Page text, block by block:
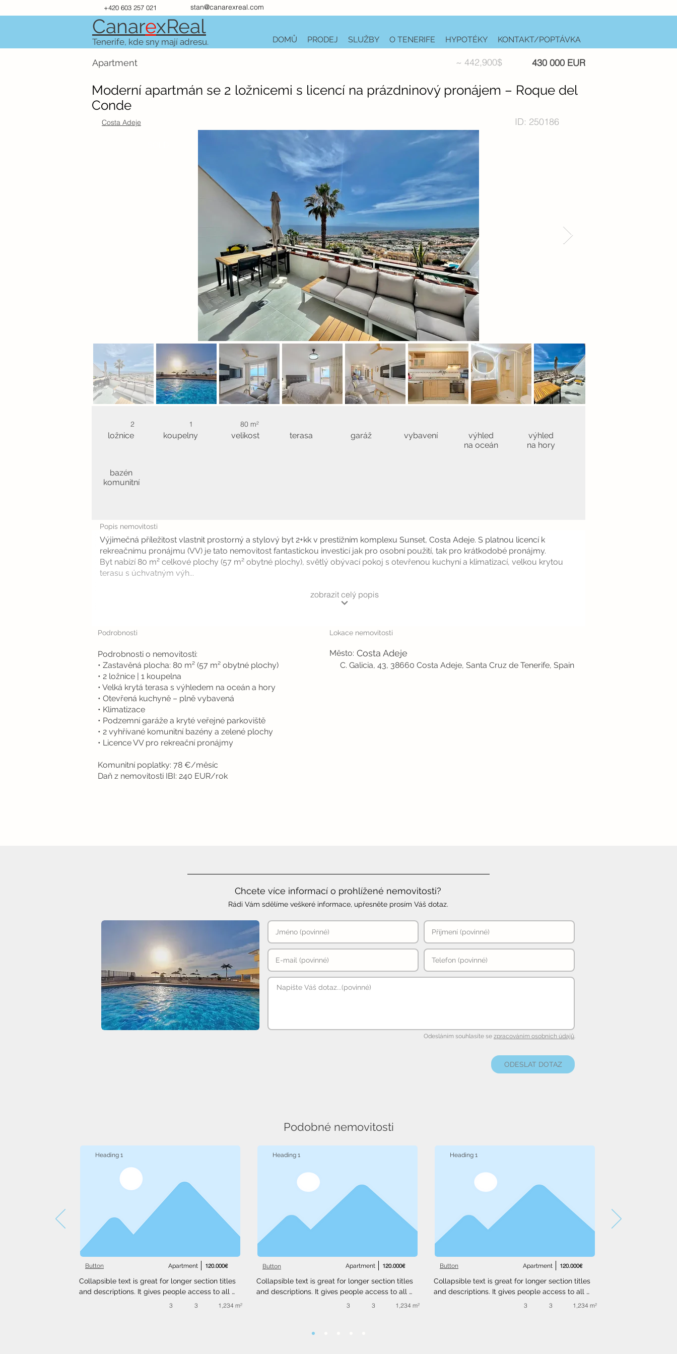
+420 603 257 021 stan@canarexreal.com
CanarexReal
Tenerife, kde sny mají adresu. DOMŮ PRODEJ SLUŽBY O TENERIFE HYPOTÉKY KONTAKT/POPTÁVKA
Apartment ~ 442,900$ 430 000 EUR
Moderní apartmán se 2 ložnicemi s licencí na prázdninový pronájem – Roque del
Conde
Costa Adeje ID: 250186
2
ložnice
1
koupelny
80 m²
velikost
bazén
komunitní
terasa garáž vybavení
výhled
na oceán
výhled
na hory
Popis nemovitosti
Výjimečná příležitost vlastnit prostorný a stylový byt 2+kk v prestižním komplexu Sunset, Costa Adeje. S platnou licencí k
rekreačnímu pronájmu (VV) je tato nemovitost fantastickou investicí jak pro osobní použití, tak pro krátkodobé pronájmy.
Byt nabízí 80 m² celkové plochy (57 m² obytné plochy), světlý obývací pokoj s otevřenou kuchyní a klimatizací, velkou krytou
terasu s úchvatným výh...
zobrazit celý popis
Podrobnosti
Podrobnosti o nemovitosti:
• Zastavěná plocha: 80 m² (57 m² obytné plochy)
• 2 ložnice | 1 koupelna
• Velká krytá terasa s výhledem na oceán a hory
• Otevřená kuchyně – plně vybavená
• Klimatizace
• Podzemní garáže a kryté veřejné parkoviště
• 2 vyhřívané komunitní bazény a zelené plochy
• Licence VV pro rekreační pronájmy
Komunitní poplatky: 78 €/měsíc
Daň z nemovitosti IBI: 240 EUR/rok
Lokace nemovitosti
Město: Costa Adeje
C. Galicia, 43, 38660 Costa Adeje, Santa Cruz de Tenerife, Spain
Chcete více informací o prohlížené nemovitosti?
Rádi Vám sdělíme veškeré informace, upřesněte prosím Váš dotaz.
Odesláním souhlasíte se zpracováním osobních údajů.
ODESLAT DOTAZ
Heading 1
Apartment
Button 120.000€
Collapsible text is great for longer section titles
and descriptions. It gives people access to all
the info they need, while keeping your layout
3 3 1,234 m²
Heading 1
Apartment
Button 120.000€
Collapsible text is great for longer section titles
and descriptions. It gives people access to all
the info they need, while keeping your layout
3 3 1,234 m²
Heading 1
Apartment
Button 120.000€
Collapsible text is great for longer section titles
and descriptions. It gives people access to all
the info they need, while keeping your layout
3 3 1,234 m²
Podobné nemovitosti